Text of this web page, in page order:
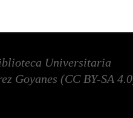
Universitaria
Goyanes (CC BY-SA 4.0